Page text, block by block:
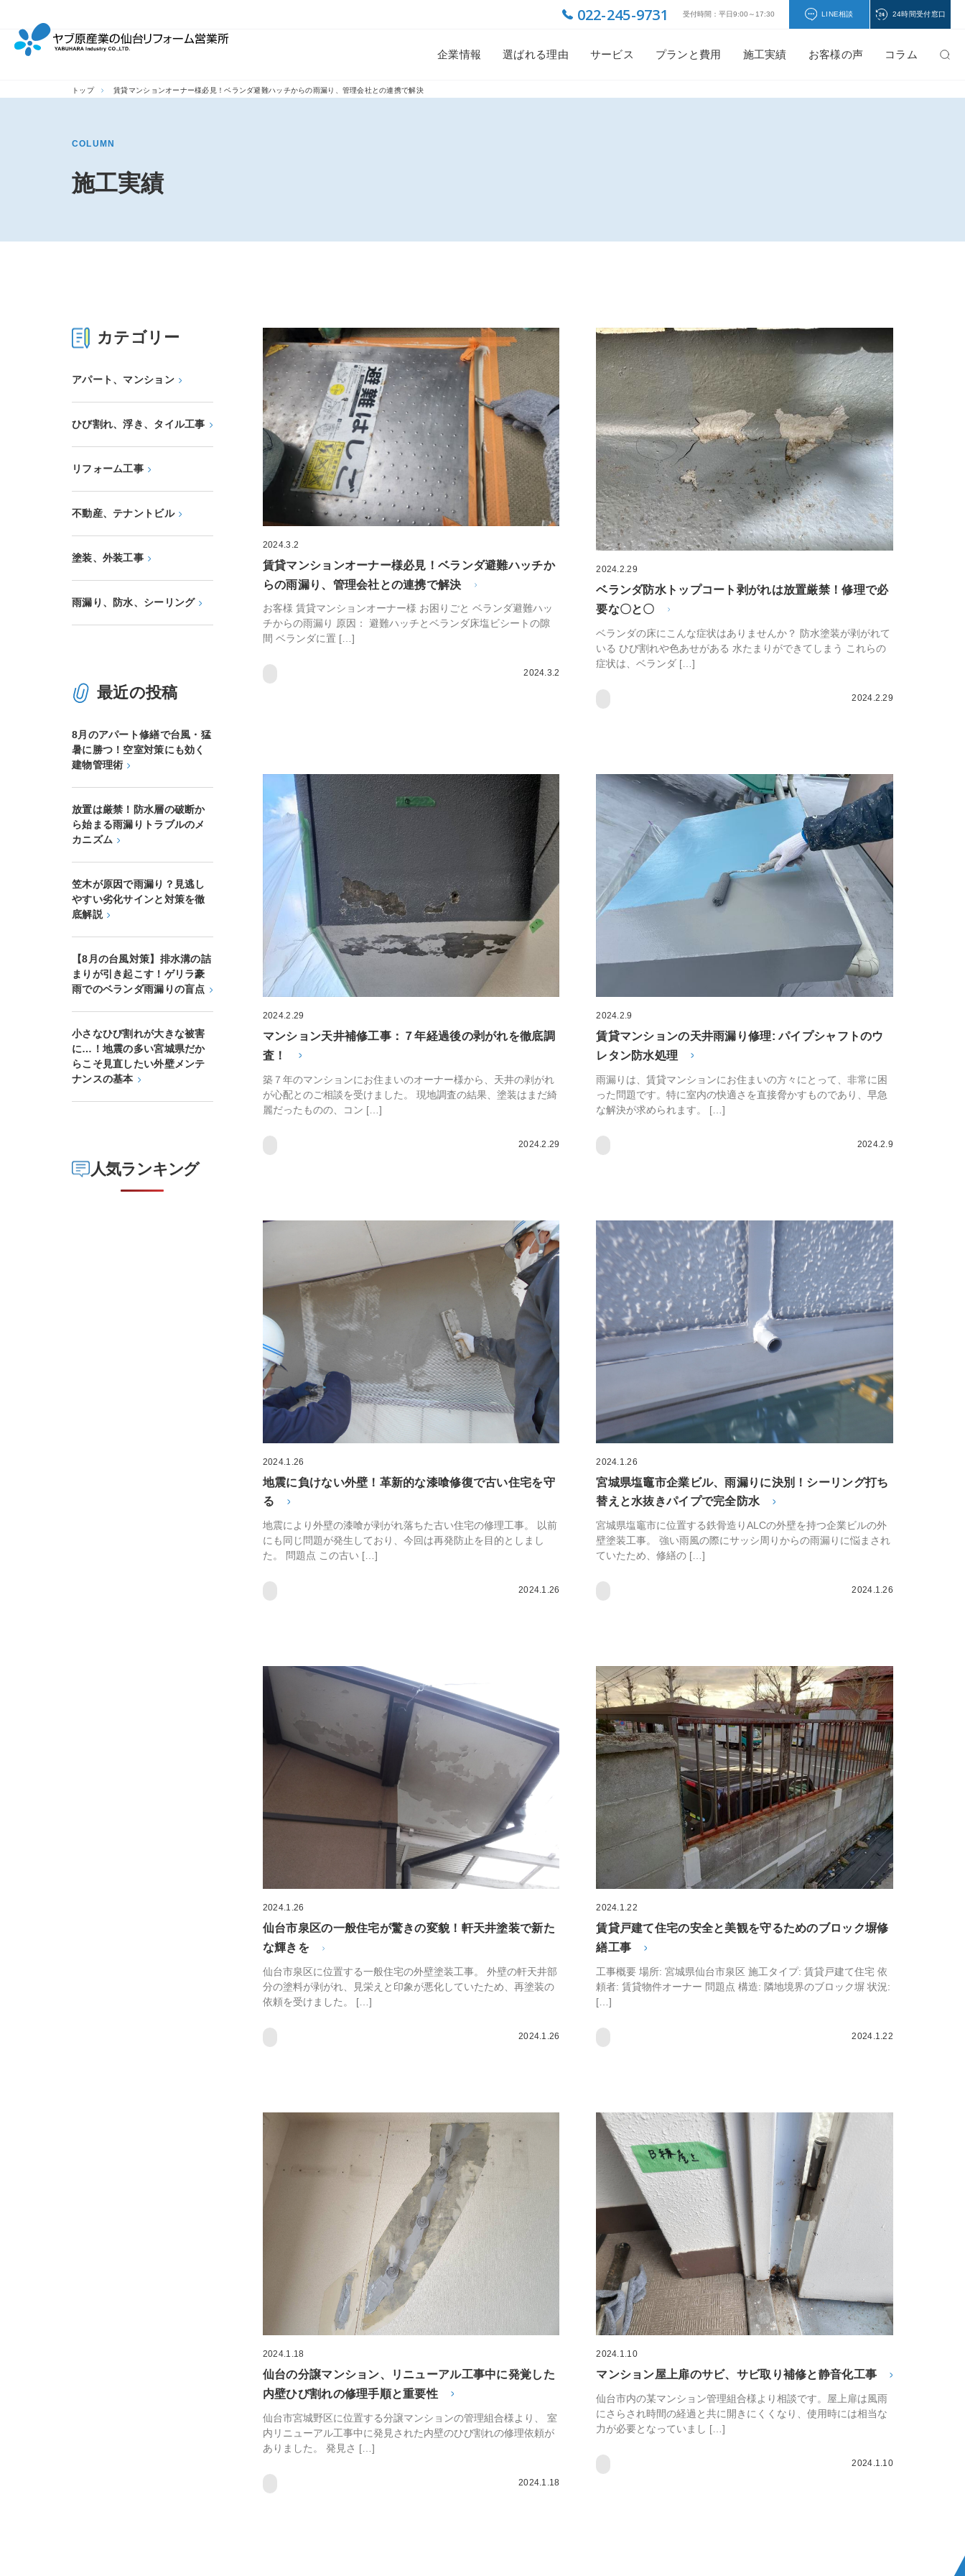
022-245-9731 受付時間：平日9:00～17:30 LINE相談 24時間受付窓口
企業情報 選ばれる理由 サービス プランと費用 施工実績 お客様の声 コラム
トップ 賃貸マンションオーナー様必見！ベランダ避難ハッチからの雨漏り、管理会社との連携で解決
COLUMN
施工実績
カテゴリー
アパート、マンション
ひび割れ、浮き、タイル工事
リフォーム工事
不動産、テナントビル
塗装、外装工事
雨漏り、防水、シーリング
最近の投稿
8月のアパート修繕で台風・猛
暑に勝つ！空室対策にも効く
建物管理術
放置は厳禁！防水層の破断か
ら始まる雨漏りトラブルのメ
カニズム
笠木が原因で雨漏り？見逃し
やすい劣化サインと対策を徹
底解説
【8月の台風対策】排水溝の詰
まりが引き起こす！ゲリラ豪
雨でのベランダ雨漏りの盲点
小さなひび割れが大きな被害
に…！地震の多い宮城県だか
らこそ見直したい外壁メンテ
ナンスの基本
人気ランキング
2024.3.2
賃貸マンションオーナー様必見！ベランダ避難ハッチか
らの雨漏り、管理会社との連携で解決
お客様 賃貸マンションオーナー様 お困りごと ベランダ避難ハッ
チからの雨漏り 原因： 避難ハッチとベランダ床塩ビシートの隙
間 ベランダに置 […]
2024.3.2
2024.2.29
ベランダ防水トップコート剥がれは放置厳禁！修理で必
要な〇と〇
ベランダの床にこんな症状はありませんか？ 防水塗装が剥がれて
いる ひび割れや色あせがある 水たまりができてしまう これらの
症状は、ベランダ […]
2024.2.29
2024.2.29
マンション天井補修工事：７年経過後の剥がれを徹底調
査！
築７年のマンションにお住まいのオーナー様から、天井の剥がれ
が心配とのご相談を受けました。 現地調査の結果、塗装はまだ綺
麗だったものの、コン […]
2024.2.29
2024.2.9
賃貸マンションの天井雨漏り修理: パイプシャフトのウ
レタン防水処理
雨漏りは、賃貸マンションにお住まいの方々にとって、非常に困
った問題です。特に室内の快適さを直接脅かすものであり、早急
な解決が求められます。 […]
2024.2.9
2024.1.26
地震に負けない外壁！革新的な漆喰修復で古い住宅を守
る
地震により外壁の漆喰が剥がれ落ちた古い住宅の修理工事。 以前
にも同じ問題が発生しており、今回は再発防止を目的としまし
た。 問題点 この古い […]
2024.1.26
2024.1.26
宮城県塩竈市企業ビル、雨漏りに決別！シーリング打ち
替えと水抜きパイプで完全防水
宮城県塩竈市に位置する鉄骨造りALCの外壁を持つ企業ビルの外
壁塗装工事。 強い雨風の際にサッシ周りからの雨漏りに悩まされ
ていたため、修繕の […]
2024.1.26
2024.1.26
仙台市泉区の一般住宅が驚きの変貌！軒天井塗装で新た
な輝きを
仙台市泉区に位置する一般住宅の外壁塗装工事。 外壁の軒天井部
分の塗料が剥がれ、見栄えと印象が悪化していたため、再塗装の
依頼を受けました。 […]
2024.1.26
2024.1.22
賃貸戸建て住宅の安全と美観を守るためのブロック塀修
繕工事
工事概要 場所: 宮城県仙台市泉区 施工タイプ: 賃貸戸建て住宅 依
頼者: 賃貸物件オーナー 問題点 構造: 隣地境界のブロック塀 状況:
[…]
2024.1.22
2024.1.18
仙台の分譲マンション、リニューアル工事中に発覚した
内壁ひび割れの修理手順と重要性
仙台市宮城野区に位置する分譲マンションの管理組合様より、 室
内リニューアル工事中に発見された内壁のひび割れの修理依頼が
ありました。 発見さ […]
2024.1.18
2024.1.10
マンション屋上扉のサビ、サビ取り補修と静音化工事
仙台市内の某マンション管理組合様より相談です。屋上扉は風雨
にさらされ時間の経過と共に開きにくくなり、使用時には相当な
力が必要となっていまし […]
2024.1.10